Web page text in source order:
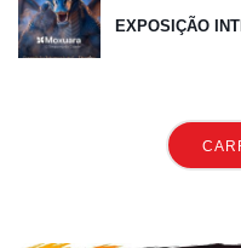
EXPOSIÇÃO